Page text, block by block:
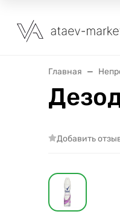
Главная
Добавить